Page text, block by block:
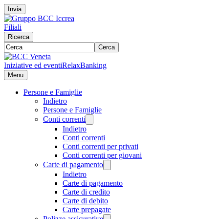
Invia
Filiali
Ricerca
Cerca
Iniziative ed eventiRelaxBanking
Menu
Persone e Famiglie
Indietro
Persone e Famiglie
Conti correnti
Indietro
Conti correnti
Conti correnti per privati
Conti correnti per giovani
Carte di pagamento
Indietro
Carte di pagamento
Carte di credito
Carte di debito
Carte prepagate